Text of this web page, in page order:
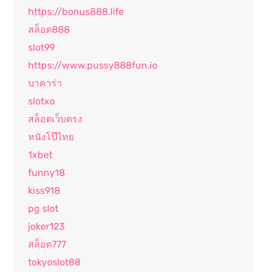
https://bonus888.life
สล็อต888
slot99
https://www.pussy888fun.io
บาคาร่า
slotxo
สล็อตเว็บตรง
หนังโป๊ไทย
1xbet
funny18
kiss918
pg slot
joker123
สล็อต777
tokyoslot88